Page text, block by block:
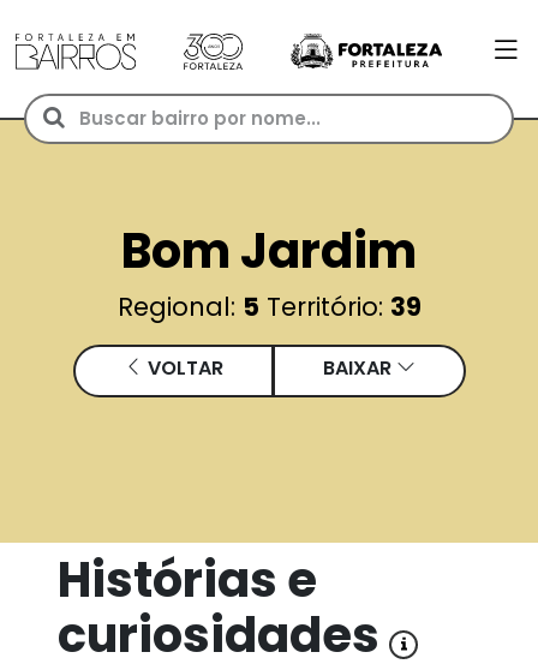
Bom Jardim
Regional: 5 Território: 39
VOLTAR BAIXAR
Histórias e
curiosidades